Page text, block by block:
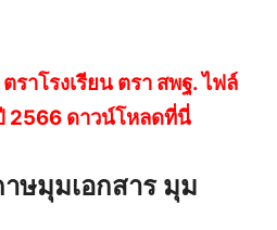
ราโรงเรียน ตรา สพฐ. ไฟล์
2566 ดาวน์โหลดที่นี่
ษมุมเอกสาร มุม